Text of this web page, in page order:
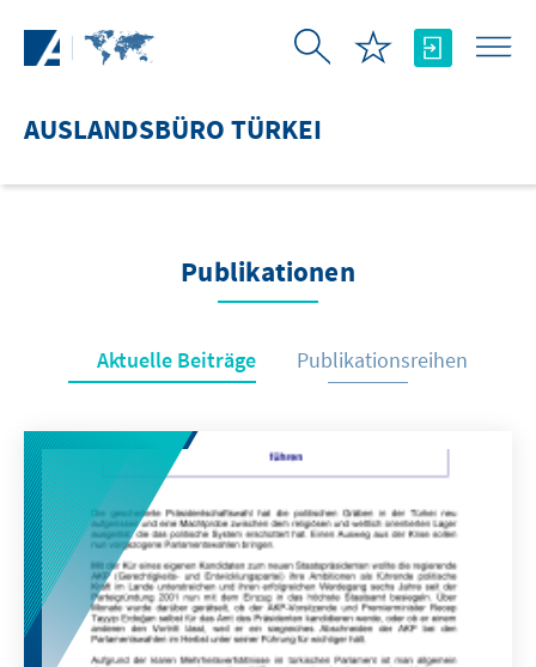
AUSLANDSBÜRO TÜRKEI
Publikationen
Aktuelle Beiträge Publikationsreihen